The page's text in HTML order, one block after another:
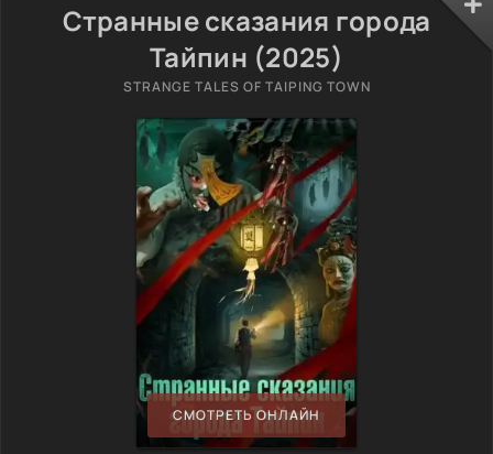
Странные сказания города
Тайпин (2025)
STRANGE TALES OF TAIPING TOWN
СМОТРЕТЬ ОНЛАЙН